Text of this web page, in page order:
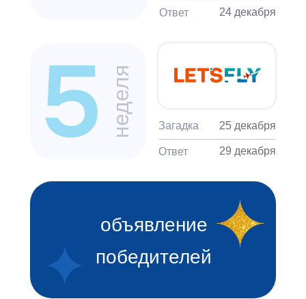
Ответ 24 декабря
Загадка
Ответ
25 декабря
29 декабря
неделя
объявление
победителей